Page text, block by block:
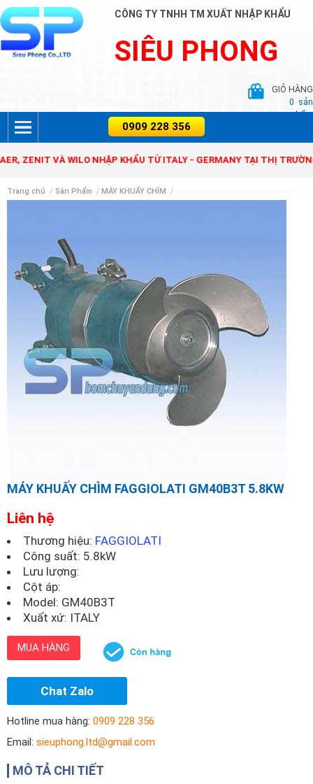
CÔNG TY TNHH TM XUẤT NHẬP KHẨU
SIÊU PHONG
GIỎ HÀNG
0 sản
phẩm
VÀ WILO NHẬP KHẨU TỪ ITALY - GERMANY TẠI THỊ TRƯỜNG
Trang chủ / Sản Phẩm / MÁY KHUẤY CHÌM /
MÁY KHUẤY CHÌM FAGGIOLATI GM40B3T 5.8KW
Liên hệ
Thương hiệu: FAGGIOLATI
Công suất: 5.8kW
Lưu lượng:
Cột áp:
Model: GM40B3T
Xuất xứ: ITALY
MUA HÀNG
Chat Zalo
Hotline mua hàng: 0909 228 356
Email: sieuphong.ltd@gmail.com
MÔ TẢ CHI TIẾT